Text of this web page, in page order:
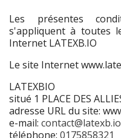
Les présentes
s'appliquent à toutes
Internet LATEXB.IO
Le site Internet
LATEXBIO
situé 1 PLACE DES
adresse URL du site:
e-mail: contact@latexb.io
téléphone: 0175858321